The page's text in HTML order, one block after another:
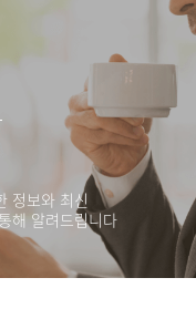
정보와 최신
해 알려드립니다